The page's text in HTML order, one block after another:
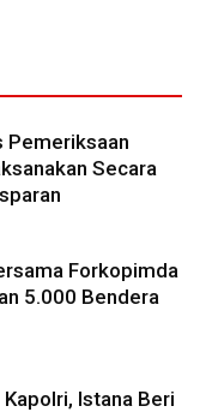
Pemeriksaan
Secara
Forkopimda
5.000 Bendera
Istana Beri